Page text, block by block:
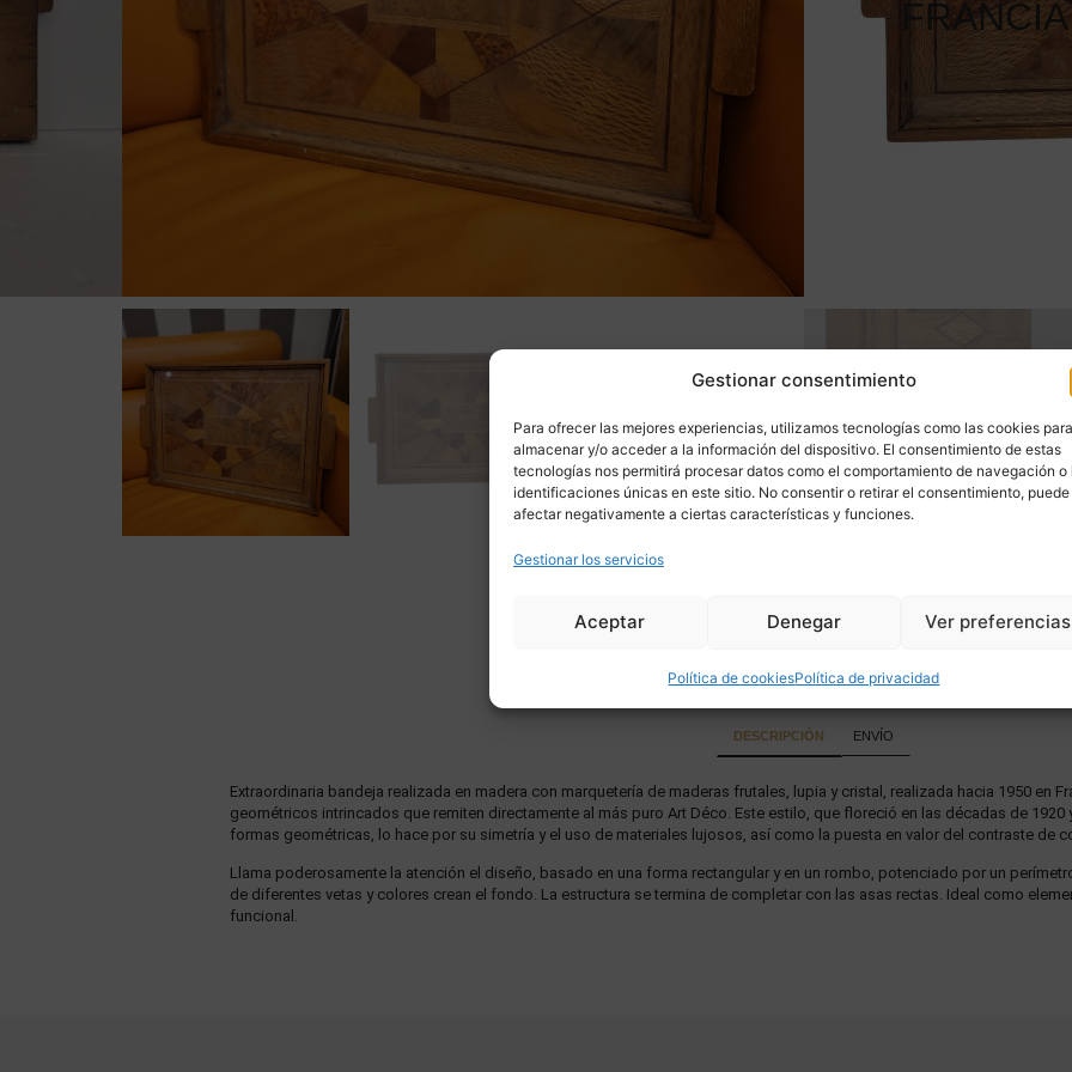
Gestionar consentimiento
Para ofrecer las mejores experiencias, utilizamos tecnologías como las cookies para
almacenar y/o acceder a la información del dispositivo. El consentimiento de estas
tecnologías nos permitirá procesar datos como el comportamiento de navegación o
identificaciones únicas en este sitio. No consentir o retirar el consentimiento, puede
afectar negativamente a ciertas características y funciones.
Gestionar los servicios
Aceptar Denegar Ver preferencias
Política de cookiesPolítica de privacidad
FRANCIA
DESCRIPCIÓN ENVÍO
Extraordinaria bandeja realizada en madera con marquetería de maderas frutales, lupia y cristal, realizada hacia 1950 en
geométricos intrincados que remiten directamente al más puro Art Déco. Este estilo, que floreció en las décadas de 1920
formas geométricas, lo hace por su simetría y el uso de materiales lujosos, así como la puesta en valor del contraste de
Llama poderosamente la atención el diseño, basado en una forma rectangular y en un rombo, potenciado por un
de diferentes vetas y colores crean el fondo. La estructura se termina de completar con las asas rectas. Ideal como
funcional.